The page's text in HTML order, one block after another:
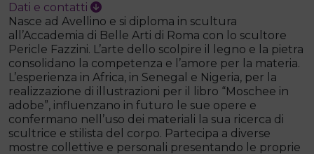
Dati e contatti
Nasce ad Avellino e si diploma in scultura
all’Accademia di Belle Arti di Roma con lo scultore
Pericle Fazzini. L’arte dello scolpire il legno e la pietra
consolidano la competenza e l’amore per la materia.
L’esperienza in Africa, in Senegal e Nigeria, per la
realizzazione di illustrazioni per il libro “Moschee in
adobe”, influenzano in futuro le sue opere e
confermano nell’uso dei materiali la sua ricerca di
scultrice e stilista del corpo. Partecipa a diverse
mostre collettive e personali presentando le proprie